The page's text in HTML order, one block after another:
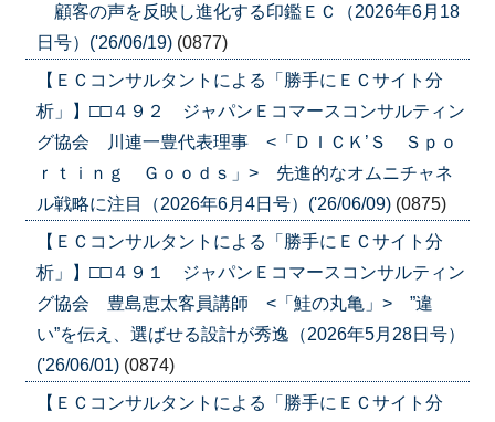
顧客の声を反映し進化する印鑑ＥＣ（2026年6月18
日号）('26/06/19) (0877)
【ＥＣコンサルタントによる「勝手にＥＣサイト分
析」】□□４９２ ジャパンＥコマースコンサルティン
グ協会 川連一豊代表理事 <「ＤＩＣＫ’Ｓ Ｓｐｏ
ｒｔｉｎｇ Ｇｏｏｄｓ」> 先進的なオムニチャネ
ル戦略に注目（2026年6月4日号）('26/06/09) (0875)
【ＥＣコンサルタントによる「勝手にＥＣサイト分
析」】□□４９１ ジャパンＥコマースコンサルティン
グ協会 豊島恵太客員講師 <「鮭の丸亀」> ”違
い”を伝え、選ばせる設計が秀逸（2026年5月28日号）
('26/06/01) (0874)
【ＥＣコンサルタントによる「勝手にＥＣサイト分